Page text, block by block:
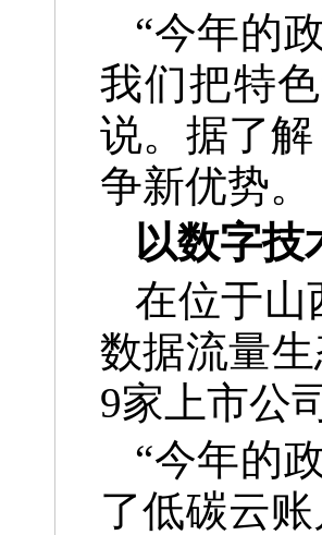
“今年的
我们把特
说。据了
争新优势。
以数字技
在位于山
数据流量
9家上市公
“今年的
了低碳云